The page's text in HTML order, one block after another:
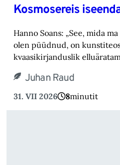
Kosmosereis
Hanno Soans: „See, mida
olen püüdnud, on
kvaasikirjanduslik
Juhan Raud
31. VII 2026 8minutit